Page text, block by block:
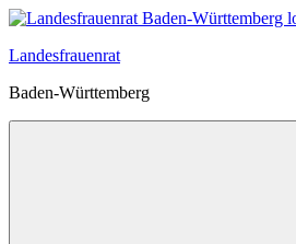
Zum
springen
Landesfrauenrat
Baden-Württemberg